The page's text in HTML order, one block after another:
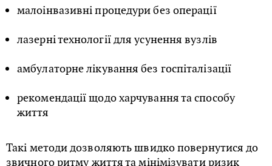
малоінвазивні процедури без операції
лазерні технології для усунення вузлів
амбулаторне лікування без госпіталізації
рекомендації щодо харчування та способу
життя
Такі методи дозволяють швидко повернутися до
звичного ритму життя та мінімізувати ризик